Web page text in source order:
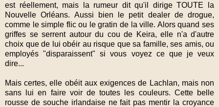
est réellement, mais la rumeur dit qu'il dirige TOUTE la
Nouvelle Orléans. Aussi bien le petit dealer de drogue,
comme le simple flic ou le gratin de la ville. Alors quand ses
griffes se serrent autour du cou de Keira, elle n'a d'autre
choix que de lui obéir au risque que sa famille, ses amis, ou
employés "disparaissent" si vous voyez ce que je veux
dire...
Mais certes, elle obéit aux exigences de Lachlan, mais non
sans lui en faire voir de toutes les couleurs. Cette belle
rousse de souche irlandaise ne fait pas mentir la croyance